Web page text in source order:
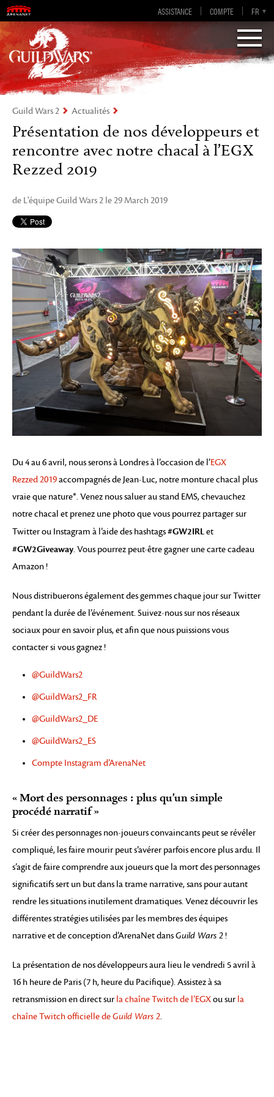
ASSISTANCE COMPTE FR
EN
DE
ES
EN-GB
Visions of Eternity
Guild Wars 2
Guild Wars 2 Actualités
Présentation de nos développeurs et
rencontre avec notre chacal à l’EGX
Rezzed 2019
de L'équipe Guild Wars 2 le 29 March 2019
Du 4 au 6 avril, nous serons à Londres à l’occasion de l’EGX
Rezzed 2019accompagnés de Jean-Luc, notre monture chacal plus
vraie que nature*. Venez nous saluer au stand EMS, chevauchez
notre chacal et prenez une photo que vous pourrez partager sur
Twitter ou Instagram à l’aide des hashtags#GW2IRLet
#GW2Giveaway. Vous pourrez peut-être gagner une carte cadeau
Amazon !
Nous distribuerons également des gemmes chaque jour sur Twitter
pendant la durée de l’événement. Suivez-nous sur nos réseaux
sociaux pour en savoir plus, et afin que nous puissions vous
contacter si vous gagnez !
@GuildWars2
@GuildWars2_FR
@GuildWars2_DE
@GuildWars2_ES
Compte Instagram d’ArenaNet
« Mort des personnages : plus qu’un simple
procédé narratif »
Si créer des personnages non-joueurs convaincants peut se révéler
compliqué, les faire mourir peut s’avérer parfois encore plus ardu. Il
s’agit de faire comprendre aux joueurs que la mort des personnages
significatifs sert un but dans la trame narrative, sans pour autant
rendre les situations inutilement dramatiques. Venez découvrir les
différentes stratégies utilisées par les membres des équipes
narrative et de conception d’ArenaNet dansGuild Wars 2!
La présentation de nos développeurs aura lieu le vendredi 5 avril à
16 h heure de Paris (7 h, heure du Pacifique). Assistez à sa
retransmission en direct sur la chaîne Twitch de l’EGXou sur la
chaîne Twitch officielle deGuild Wars 2.